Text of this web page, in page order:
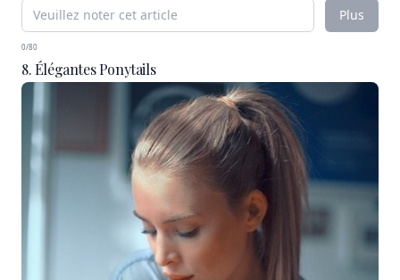
Plus
0/80
8. Élégantes Ponytails